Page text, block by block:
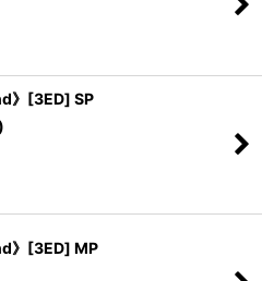
》[3ED] SP
》[3ED] MP